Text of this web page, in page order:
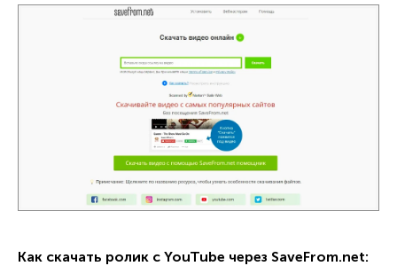
Как скачать ролик с YouTube через SaveFrom.net: